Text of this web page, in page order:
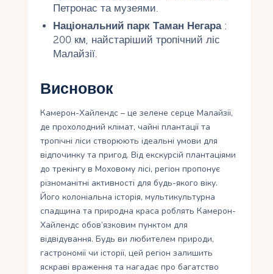
Петронас та музеями.
Національний парк Таман Негара:
200 км, найстаріший тропічний ліс
Малайзії.
Висновок
Камерон-Хайлендс – це зелене серце Малайзії,
де прохолодний клімат, чайні плантації та
тропічні ліси створюють ідеальні умови для
відпочинку та пригод. Від екскурсій плантаціями
до трекінгу в Моховому лісі, регіон пропонує
різноманітні активності для будь-якого віку.
Його колоніальна історія, мультикультурна
спадщина та природна краса роблять Камерон-
Хайлендс обов’язковим пунктом для
відвідування. Будь ви любителем природи,
гастрономії чи історії, цей регіон залишить
яскраві враження та нагадає про багатство